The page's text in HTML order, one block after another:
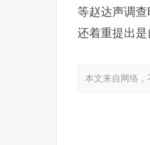
等赵达声调
还着重提出是
本文来自网络，